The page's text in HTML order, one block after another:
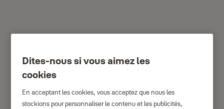
Electroniques
Des produits nouveaux et innovants électroniques
Dites-nous si vous aimez les
cookies
En acceptant les cookies, vous acceptez que nous les
stockions pour personnaliser le contenu et les publicités,